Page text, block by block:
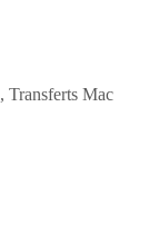
, Transferts Mac